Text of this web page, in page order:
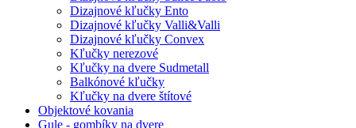
Dizajnové kľučky Ento
Dizajnové kľučky Valli&Valli
Dizajnové kľučky Convex
Kľučky nerezové
Kľučky na dvere Sudmetall
Balkónové kľučky
Kľučky na dvere štítové
Objektové kovania
Gule - gombíky na dvere